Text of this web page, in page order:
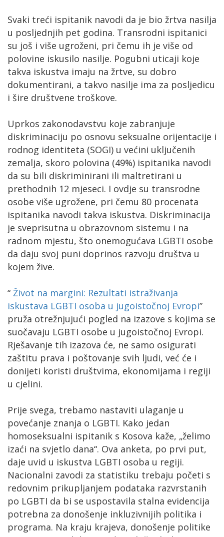
Svaki treći ispitanik navodi da je bio žrtva nasilja
u posljednjih pet godina. Transrodni ispitanici
su još i više ugroženi, pri čemu ih je više od
polovine iskusilo nasilje. Pogubni uticaji koje
takva iskustva imaju na žrtve, su dobro
dokumentirani, a takvo nasilje ima za posljedicu
i šire društvene troškove.
Uprkos zakonodavstvu koje zabranjuje
diskriminaciju po osnovu seksualne orijentacije i
rodnog identiteta (SOGI) u većini uključenih
zemalja, skoro polovina (49%) ispitanika navodi
da su bili diskriminirani ili maltretirani u
prethodnih 12 mjeseci. I ovdje su transrodne
osobe više ugrožene, pri čemu 80 procenata
ispitanika navodi takva iskustva. Diskriminacija
je sveprisutna u obrazovnom sistemu i na
radnom mjestu, što onemogućava LGBTI osobe
da daju svoj puni doprinos razvoju društva u
kojem žive.
“ Život na margini: Rezultati istraživanja
iskustava LGBTI osoba u jugoistočnoj Evropi”
pruža otrežnjujući pogled na izazove s kojima se
suočavaju LGBTI osobe u jugoistočnoj Evropi.
Rješavanje tih izazova će, ne samo osigurati
zaštitu prava i poštovanje svih ljudi, već će i
donijeti koristi društvima, ekonomijama i regiji
u cjelini.
Prije svega, trebamo nastaviti ulaganje u
povećanje znanja o LGBTI. Kako jedan
homoseksualni ispitanik s Kosova kaže, „želimo
izaći na svjetlo dana“. Ova anketa, po prvi put,
daje uvid u iskustva LGBTI osoba u regiji.
Nacionalni zavodi za statistiku trebaju početi s
redovnim prikupljanjem podataka razvrstanih
po LGBTI da bi se uspostavila stalna evidencija
potrebna za donošenje inkluzivnijih politika i
programa. Na kraju krajeva, donošenje politike